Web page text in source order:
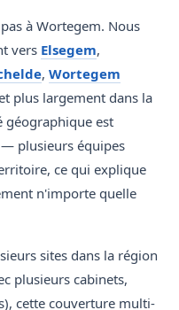
à Wortegem. Nous
vers Elsegem,
, Wortegem
plus largement dans la
géographique est
plusieurs équipes
ce qui explique
n'importe quelle
sites dans la région
plusieurs cabinets,
cette couverture multi-